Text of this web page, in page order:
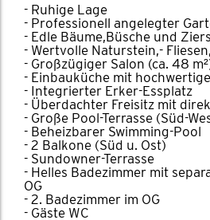
- Ruhige Lage
- Professionell angelegter
- Edle Bäume,Büsche und
- Wertvolle Naturstein,-
- Großzügiger Salon (ca. 48
- Einbauküche mit
- Integrierter Erker-Essplatz
- Überdachter Freisitz mit
- Große Pool-Terrasse (Süd-
- Beheizbarer Swimming-Pool
- 2 Balkone (Süd u. Ost)
- Sundowner-Terrasse
- Helles Badezimmer mit
OG
- 2. Badezimmer im OG
- Gäste WC